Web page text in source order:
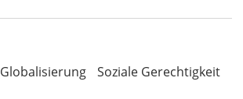
Globalisierung Soziale Gerechtigkeit